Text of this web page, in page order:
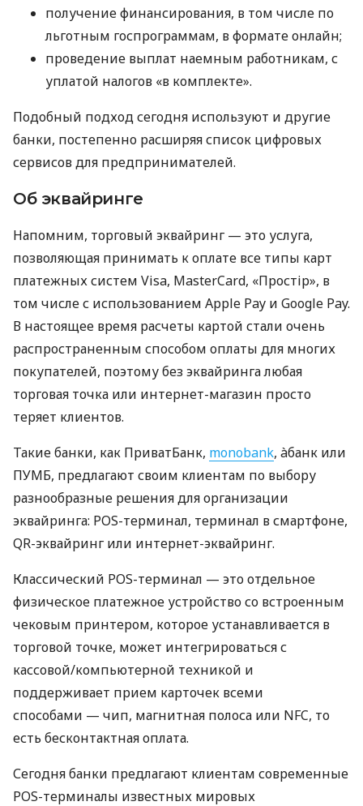
получение финансирования, в том числе по
льготным госпрограммам, в формате онлайн;
проведение выплат наемным работникам, с
уплатой налогов «в комплекте».
Подобный подход сегодня используют и другие
банки, постепенно расширяя список цифровых
сервисов для предпринимателей.
Об эквайринге
Напомним, торговый эквайринг — это услуга,
позволяющая принимать к оплате все типы карт
платежных систем Visa, MasterCard, «Простір», в
том числе с использованием Apple Pay и Google Pay.
В настоящее время расчеты картой стали очень
распространенным способом оплаты для многих
покупателей, поэтому без эквайринга любая
торговая точка или интернет-магазин просто
теряет клиентов.
Такие банки, как ПриватБанк, monobank, àбанк или
ПУМБ, предлагают своим клиентам по выбору
разнообразные решения для организации
эквайринга: POS-терминал, терминал в смартфоне,
QR-эквайринг или интернет-эквайринг.
Классический POS-терминал — это отдельное
физическое платежное устройство со встроенным
чековым принтером, которое устанавливается в
торговой точке, может интегрироваться с
кассовой/компьютерной техникой и
поддерживает прием карточек всеми
способами — чип, магнитная полоса или NFC, то
есть бесконтактная оплата.
Сегодня банки предлагают клиентам современные
POS-терминалы известных мировых